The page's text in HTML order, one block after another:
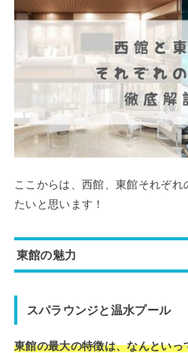
ここからは、西館、東館それぞれ
たいと思います！
東館の魅力
スパラウンジと温水プール
東館の最大の特徴は、なんとい